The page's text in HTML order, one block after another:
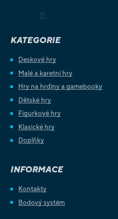
KATEGORIE
Deskové hry
Malé a karetní hry
Hry na hrdiny a gamebooky
Dětské hry
Figurkové hry
Klasické hry
Doplňky
INFORMACE
Kontakty
Bodový systém